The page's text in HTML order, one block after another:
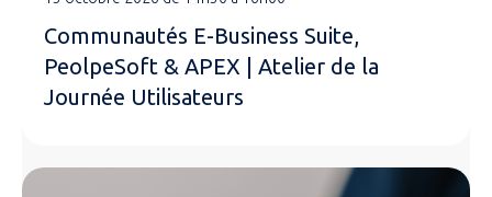
Communautés E-Business Suite,
PeolpeSoft & APEX | Atelier de la
Journée Utilisateurs